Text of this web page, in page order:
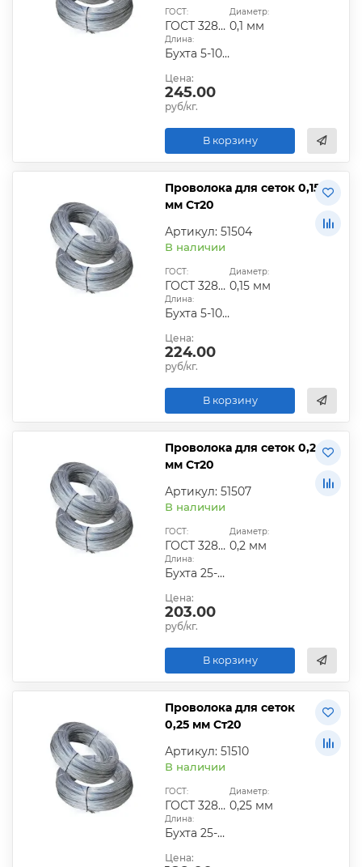
ГОСТ:
ГОСТ 3282-74
Диаметр:
0,1 мм
Длина:
Бухта 5-10 кг
Цена:
245.00
руб/кг.
В корзину
Проволока для сеток 0,15
мм Ст20
Артикул: 51504
В наличии
ГОСТ:
ГОСТ 3282-74
Диаметр:
0,15 мм
Длина:
Бухта 5-10 кг
Цена:
224.00
руб/кг.
В корзину
Проволока для сеток 0,2
мм Ст20
Артикул: 51507
В наличии
ГОСТ:
ГОСТ 3282-74
Диаметр:
0,2 мм
Длина:
Бухта 25-50 кг
Цена:
203.00
руб/кг.
В корзину
Проволока для сеток
0,25 мм Ст20
Артикул: 51510
В наличии
ГОСТ:
ГОСТ 3282-74
Диаметр:
0,25 мм
Длина:
Бухта 25-50 кг
Цена: